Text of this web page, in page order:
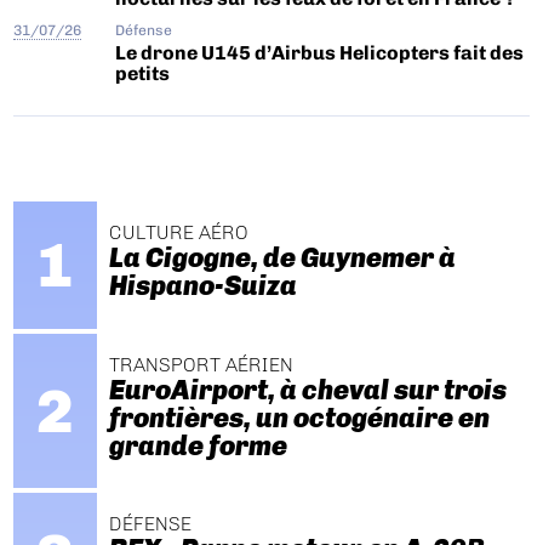
31/07/26 Défense
Le drone U145 d’Airbus Helicopters fait des
petits
CULTURE AÉRO
La Cigogne, de Guynemer à
Hispano-Suiza
TRANSPORT AÉRIEN
EuroAirport, à cheval sur trois
frontières, un octogénaire en
grande forme
DÉFENSE